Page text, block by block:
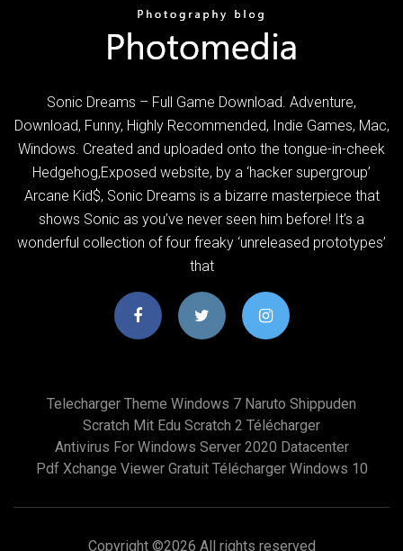
Sonic Dreams – Full Game Download. Adventure,
Download, Funny, Highly Recommended, Indie Games, Mac,
Windows. Created and uploaded onto the tongue-in-cheek
Hedgehog,Exposed website, by a ‘hacker supergroup’
Arcane Kid$, Sonic Dreams is a bizarre masterpiece that
shows Sonic as you’ve never seen him before! It’s a
wonderful collection of four freaky ‘unreleased prototypes’
that
Telecharger Theme Windows 7 Naruto Shippuden
Scratch Mit Edu Scratch 2 Télécharger
Antivirus For Windows Server 2020 Datacenter
Pdf Xchange Viewer Gratuit Télécharger Windows 10
Copyright ©2026 All rights reserved